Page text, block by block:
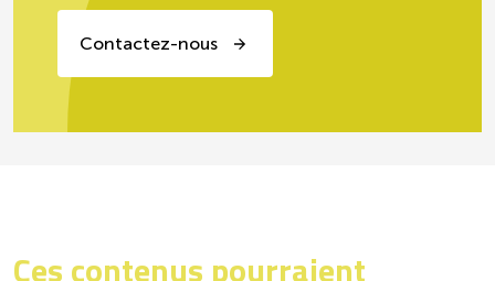
Contactez-nous
Ces contenus pourraient